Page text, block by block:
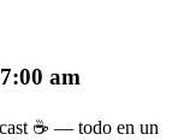
am
☕ — todo en un